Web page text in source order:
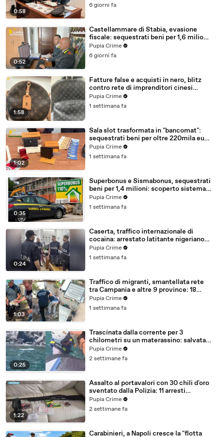
0:58
6 giorni fa
0:52
Castellammare di Stabia, evasione
fiscale: sequestrati beni per 1,6 milioni
ad un consorzio navale (29.07.26)
Pupia Crime
6 giorni fa
1:58
Fatture false e acquisti in nero, blitz
contro rete di imprenditori cinesi
sequestri per 8,5 milioni (29.07.26)
Pupia Crime
1 settimana fa
1:02
Sala slot trasformata in "bancomat":
sequestrati beni per oltre 220mila euro
a due coniugi (29.07.26)
Pupia Crime
1 settimana fa
0:35
Superbonus e Sismabonus, sequestrati
beni per 1,4 milioni: scoperto sistema
con false abitazioni (29.07.26)
Pupia Crime
1 settimana fa
0:24
Caserta, traffico internazionale di
cocaina: arrestato latitante nigeriano
ricercato dal 2019 (28.07.26)
Pupia Crime
1 settimana fa
1:03
Traffico di migranti, smantellata rete
tra Campania e altre 9 province: 18
arresti (27.07.26)
Pupia Crime
1 settimana fa
0:25
Trascinata dalla corrente per 3
chilometri su un materassino: salvata
dalla Polizia (25.07.26)
Pupia Crime
2 settimane fa
1:22
Assalto al portavalori con 30 chili d'oro
sventato dalla Polizia: 11 arresti
(25.07.26)
Pupia Crime
2 settimane fa
Carabinieri, a Napoli cresce la "flotta